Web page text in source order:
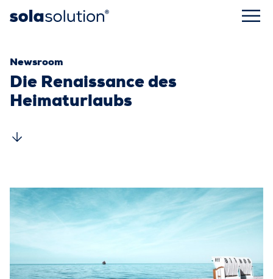
Kategorie:
Newsroom
Die Renaissance des
Heimaturlaubs